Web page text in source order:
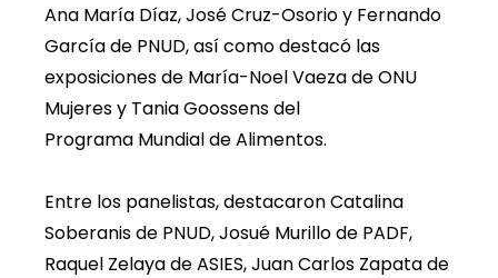
Ana María Díaz, José Cruz-Osorio y Fernando
García de PNUD, así como destacó las
exposiciones de María-Noel Vaeza de ONU
Mujeres y Tania Goossens del
Programa Mundial de Alimentos.
Entre los panelistas, destacaron Catalina
Soberanis de PNUD, Josué Murillo de PADF,
Raquel Zelaya de ASIES, Juan Carlos Zapata de